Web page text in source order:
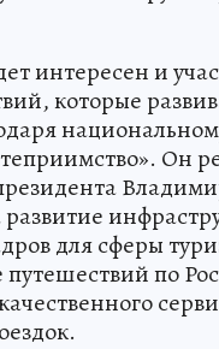
интересен и
которые
Он
для сферы
по